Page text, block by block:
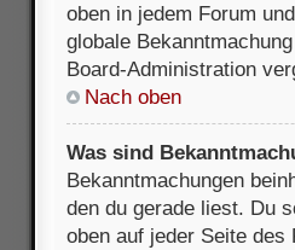
oben in jedem Forum
globale
Board-Administration
Nach oben
Was sind
Bekanntmachungen
den du gerade liest. Du
oben auf jeder Seite